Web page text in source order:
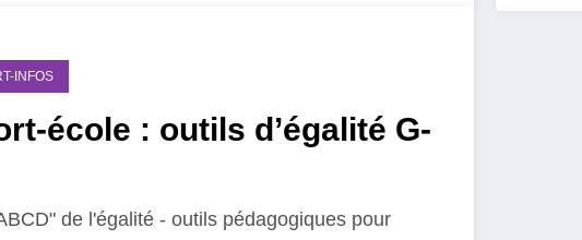
INFOS
école : outils d’égalité G-
de l'égalité - outils pédagogiques pour